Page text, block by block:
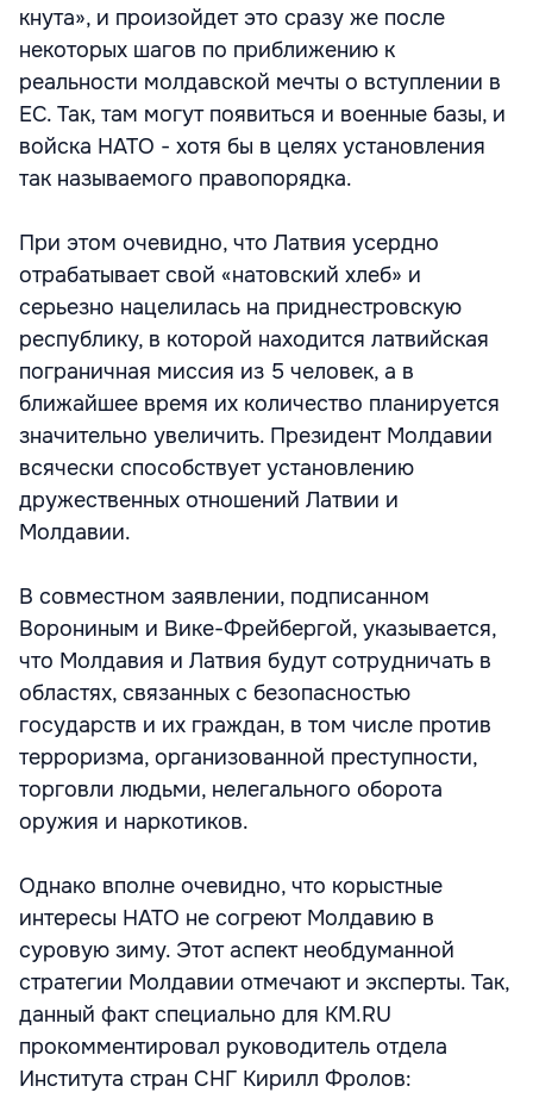
кнута», и произойдет это сразу же после
некоторых шагов по приближению к
реальности молдавской мечты о вступлении в
ЕС. Так, там могут появиться и военные базы, и
войска НАТО - хотя бы в целях установления
так называемого правопорядка.
При этом очевидно, что Латвия усердно
отрабатывает свой «натовский хлеб» и
серьезно нацелилась на приднестровскую
республику, в которой находится латвийская
пограничная миссия из 5 человек, а в
ближайшее время их количество планируется
значительно увеличить. Президент Молдавии
всячески способствует установлению
дружественных отношений Латвии и
Молдавии.
В совместном заявлении, подписанном
Ворониным и Вике-Фрейбергой, указывается,
что Молдавия и Латвия будут сотрудничать в
областях, связанных с безопасностью
государств и их граждан, в том числе против
терроризма, организованной преступности,
торговли людьми, нелегального оборота
оружия и наркотиков.
Однако вполне очевидно, что корыстные
интересы НАТО не согреют Молдавию в
суровую зиму. Этот аспект необдуманной
стратегии Молдавии отмечают и эксперты. Так,
данный факт специально для KM.RU
прокомментировал руководитель отдела
Института стран СНГ Кирилл Фролов: